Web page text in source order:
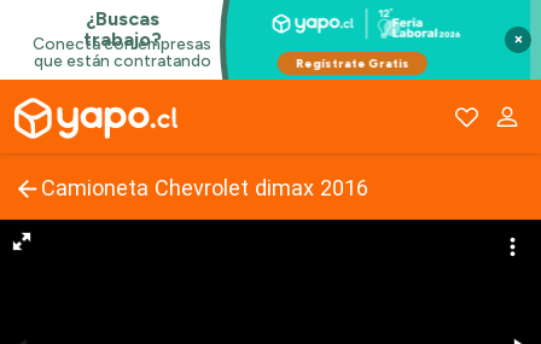
×
Camioneta Chevrolet dimax 2016